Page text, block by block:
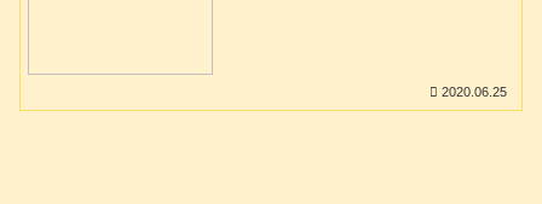
も車検時に同様の警告をディラーさんか
ら受けました。車検費用に加えてこれだ
2020.06.25